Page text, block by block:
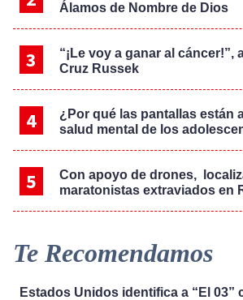
Álamos de Nombre de Dios
“¡Le voy a ganar al cáncer!”,
Cruz Russek
¿Por qué las pantallas están
salud mental de los
Con apoyo de drones,
maratonistas extraviados en
Te Recomendamos
Estados Unidos identifica a “El 03”